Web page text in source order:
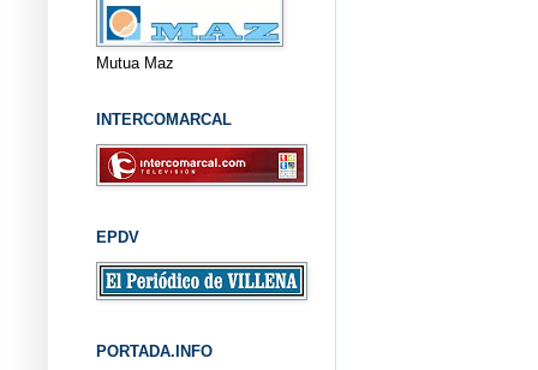
Mutua Maz
INTERCOMARCAL
EPDV
PORTADA.INFO